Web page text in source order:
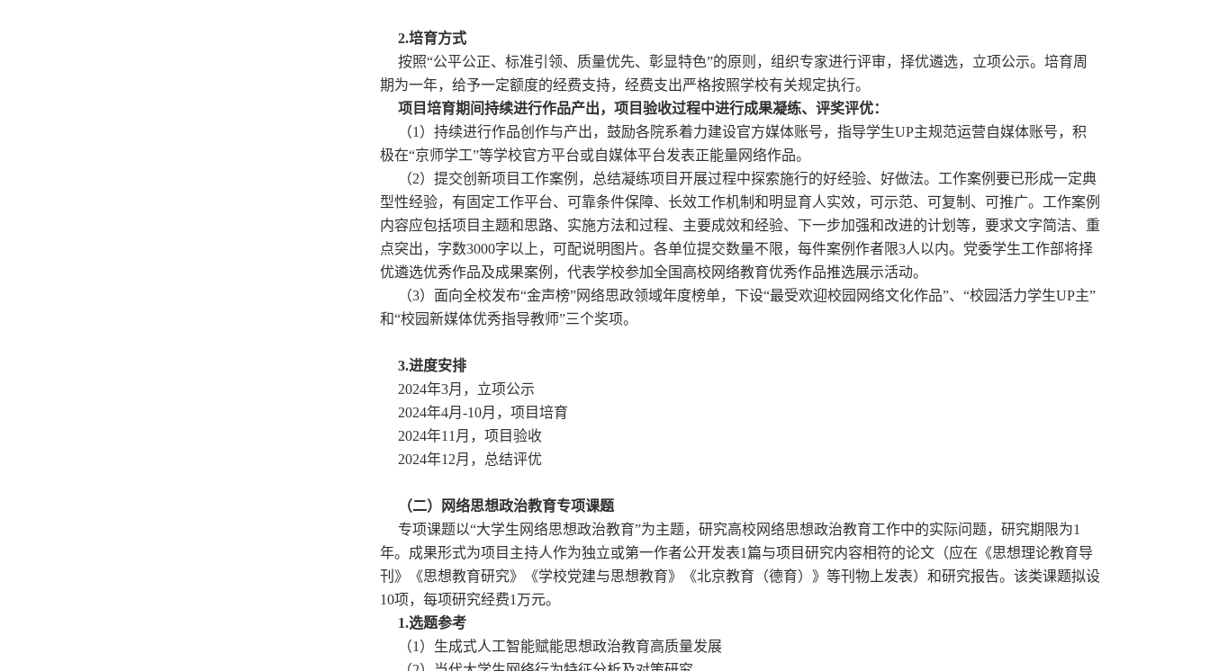
2.培育方式
按照“公平公正、标准引领、质量优先、彰显特色”的原则，组织专家进行评审，择优遴选，立项公示。培育周
期为一年，给予一定额度的经费支持，经费支出严格按照学校有关规定执行。
项目培育期间持续进行作品产出， 项目验收过程中进行成果凝练、评奖评优：
（1）持续进行作品创作与产出，鼓励各院系着力建设官方媒体账号，指导学生UP主规范运营自媒体账号，积
极在“京师学工”等学校官方平台或自媒体平台发表正能量网络作品。
（2）提交创新项目工作案例，总结凝练项目开展过程中探索施行的好经验、好做法。工作案例要已形成一定典
型性经验，有固定工作平台、可靠条件保障、长效工作机制和明显育人实效，可示范、可复制、可推广。工作案例
内容应包括项目主题和思路、实施方法和过程、主要成效和经验、下一步加强和改进的计划等，要求文字简洁、重
点突出，字数3000字以上，可配说明图片。各单位提交数量不限，每件案例作者限3人以内。党委学生工作部将择
优遴选优秀作品及成果案例，代表学校参加全国高校网络教育优秀作品推选展示活动。
（3）面向全校发布“金声榜”网络思政领域年度榜单，下设“最受欢迎校园网络文化作品”、“校园活力学生UP主”
和“校园新媒体优秀指导教师”三个奖项。
3.进度安排
2024年3月，立项公示
2024年4月-10月，项目培育
2024年11月，项目验收
2024年12月，总结评优
（二）网络思想政治教育专项课题
专项课题以“大学生网络思想政治教育”为主题，研究高校网络思想政治教育工作中的实际问题，研究期限为1
年。成果形式为项目主持人作为独立或第一作者公开发表1篇与项目研究内容相符的论文（应在《思想理论教育导
刊》《思想教育研究》《学校党建与思想教育》《北京教育（德育）》等刊物上发表）和研究报告。该类课题拟设
10项，每项研究经费1万元。
1.选题参考
（1）生成式人工智能赋能思想政治教育高质量发展